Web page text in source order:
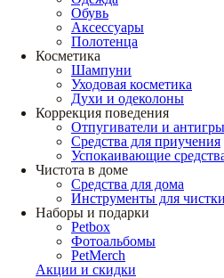
Обувь
Аксессуары
Полотенца
Косметика
Шампуни
Уходовая косметика
Духи и одеколоны
Коррекция поведения
Отпугиватели и
Средства для приучения
Успокаивающие
Чистота в доме
Средства для дома
Инструменты для
Наборы и подарки
Petbox
Фотоальбомы
PetMerch
Акции и скидки